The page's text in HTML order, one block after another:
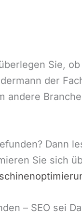
Sie,
der
andere
Dann
Sie sich
– SEO sei